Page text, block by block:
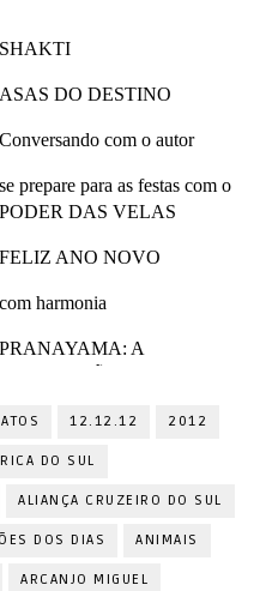
12.12.12 2012
DO SUL
ALIANÇA CRUZEIRO DO SUL
DOS DIAS ANIMAIS
ARCANJO MIGUEL